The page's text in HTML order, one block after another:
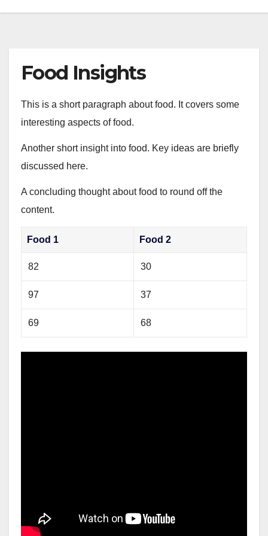
Food Insights
This is a short paragraph about food. It covers some
interesting aspects of food.
Another short insight into food. Key ideas are briefly
discussed here.
A concluding thought about food to round off the
content.
Food 1 Food 2
82 30
97 37
69 68